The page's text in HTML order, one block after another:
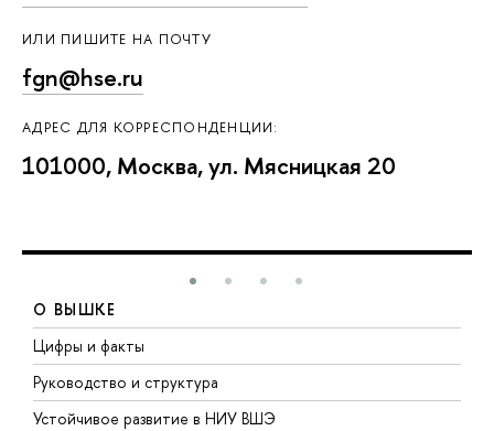
ИЛИ ПИШИТЕ НА ПОЧТУ
fgn@hse.ru
АДРЕС ДЛЯ КОРРЕСПОНДЕНЦИИ:
101000, Москва, ул. Мясницкая 20
О ВЫШКЕ
Цифры и факты
Руководство и структура
Устойчивое развитие в НИУ ВШЭ